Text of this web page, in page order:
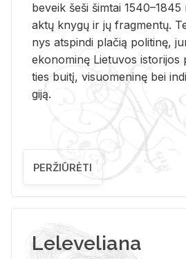
be­veik šeši šim­tai
aktų kny­gų ir jų frag­men­tų.
nys at­spin­di pla­čią po­li­ti­nę,
eko­no­mi­nę Lie­tu­vos
ties bui­tį, vi­suo­me­ni­nę bei
gi­ją.
PERŽIŪRĖTI
Leleveliana